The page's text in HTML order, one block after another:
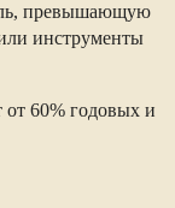
превышающую
инструменты
от 60% годовых и